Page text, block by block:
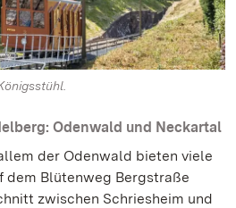
Odenwald und Neckartal
der Odenwald bieten viele
dem Blütenweg Bergstraße
zwischen Schriesheim und